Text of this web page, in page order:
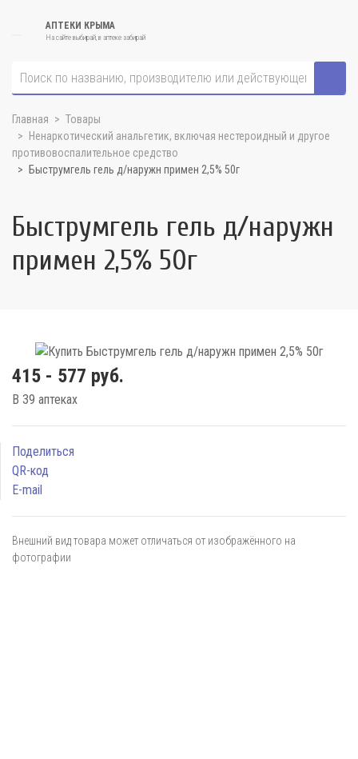
АПТЕКИ КРЫМА
На сайте выбирай, в аптеке забирай
Главная
Товары
Ненаркотический анальгетик, включая нестероидный и другое
противовоспалительное средство
Быструмгель гель д/наружн примен 2,5% 50г
Быструмгель гель д/наружн
примен 2,5% 50г
415 - 577 руб.
В 39 аптеках
Поделиться
QR-код
E-mail
Внешний вид товара может отличаться от изображённого на
фотографии